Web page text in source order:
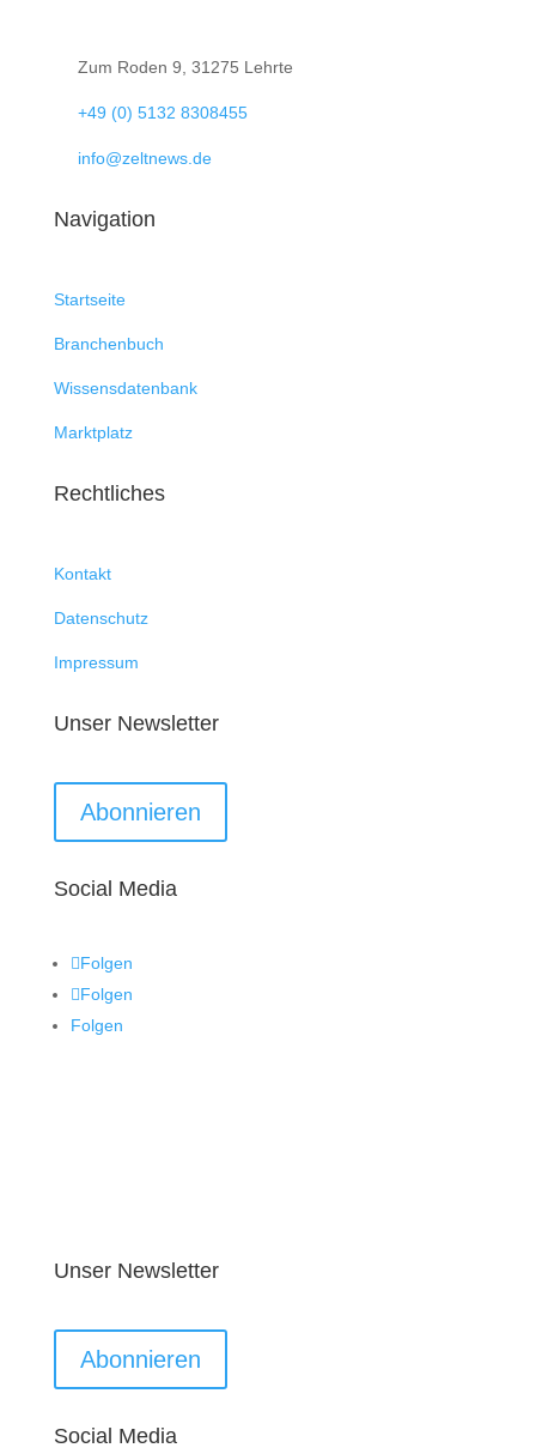
Zum Roden 9, 31275 Lehrte
+49 (0) 5132 8308455
info@zeltnews.de
Navigation
Startseite
Branchenbuch
Wissensdatenbank
Marktplatz
Rechtliches
Kontakt
Datenschutz
Impressum
Unser Newsletter
Abonnieren
Social Media
Folgen
Folgen
Folgen
Unser Newsletter
Abonnieren
Social Media